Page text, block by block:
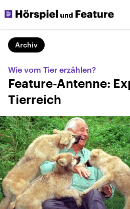
Archiv
Wie vom Tier erzählen?
Feature-Antenne:
Tierreich